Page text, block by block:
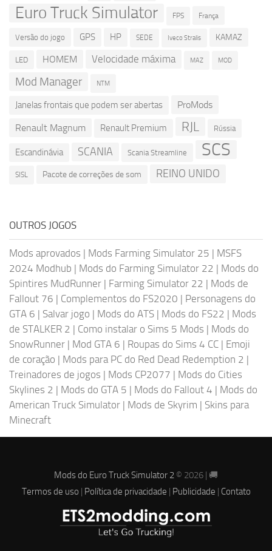
Euro Truck Simulator FPS França
Versão do jogo GPS HP SEDE Iveco Stralis KAMAZ
LED HOMEM Velocidade máxima MAZ MOD
Mod Manager NTM
Janelas frontais que podem ser abertas
ProMods
Renault Magnum
Renault Premium RJL Rússia
Escandinávia SCANIA Scania Streamline SCS
SISL Pacote de correções de som REINO UNIDO
OUTROS JOGOS
Mods aprovados | Mods Farming Simulator 25 | MSFS
2024 Modhub | Mods do Farming Simulator 22 | Mods do
Spintires MudRunner | Farming Simulator 22 | Mods de
Fallout 76 | Complementos do FS2020 | Personagens do
GTA 6 | Salvar jogo | Mods do ATS | Mods do FS22 | Mods
de STALKER 2 | Como instalar o Sims 5 Mods | Mods do
SnowRunner | Mod GTA 6 | Roupas do Sims 4 CC | Emoji
de coração | Mods para PC do Red Dead Redemption 2 |
Treinadores de jogos | Mods CP2077 | Mods do Cities
Skylines 2 | Mods do GTA 5 | Mods do Fallout 4 | Mods do
American Truck Simulator | Mods de Skyrim | Skins para
Minecraft
Mods do Euro Truck Simulator 2 © 2026 | 🚚
Termos de uso | Política de privacidade | Publicidade | Contato